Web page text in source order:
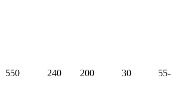
550 240 200 30 55-